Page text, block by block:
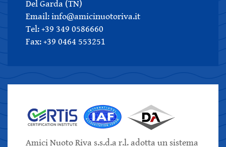
Del Garda (TN)
Email: info@amicinuotoriva.it
Tel: +39 349 0586660
Fax: +39 0464 553251
Amici Nuoto Riva s.s.d.a r.l. adotta un sistema